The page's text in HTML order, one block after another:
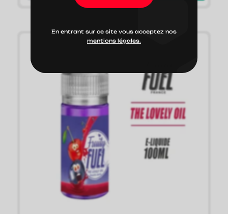
En entrant sur ce site vous acceptez nos
mentions légales.